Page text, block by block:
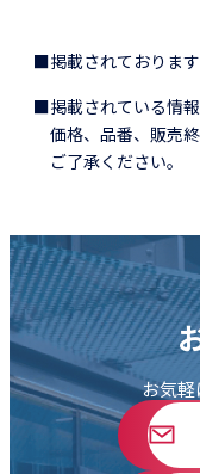
■掲載されております
■掲載されている情
価格、品番、販売
ご了承ください。
お気